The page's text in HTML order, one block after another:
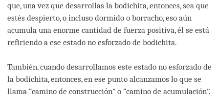
que, una vez que desarrollas la bodichita, entonces, sea que
estés despierto, o incluso dormido o borracho, eso aún
acumula una enorme cantidad de fuerza positiva, él se está
refiriendo a ese estado no esforzado de bodichita.
También, cuando desarrollamos este estado no esforzado de
la bodichita, entonces, en ese punto alcanzamos lo que se
llama “camino de construcción” o “camino de acumulación”.